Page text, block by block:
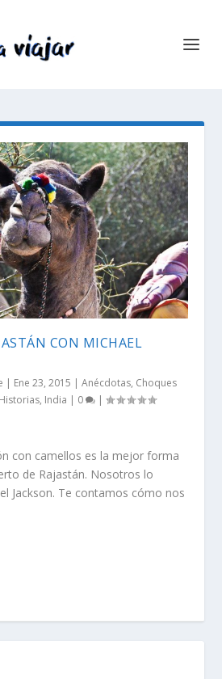
CON MICHAEL
| Ene 23, 2015 |Anécdotas, Choques
Historias, India | 0 |
con camellos es la mejor forma
de Rajastán. Nosotros lo
Jackson. Te contamos cómo nos